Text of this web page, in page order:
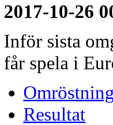
2017-10-26
Inför sista
får spela i
Omröstning
Resultat